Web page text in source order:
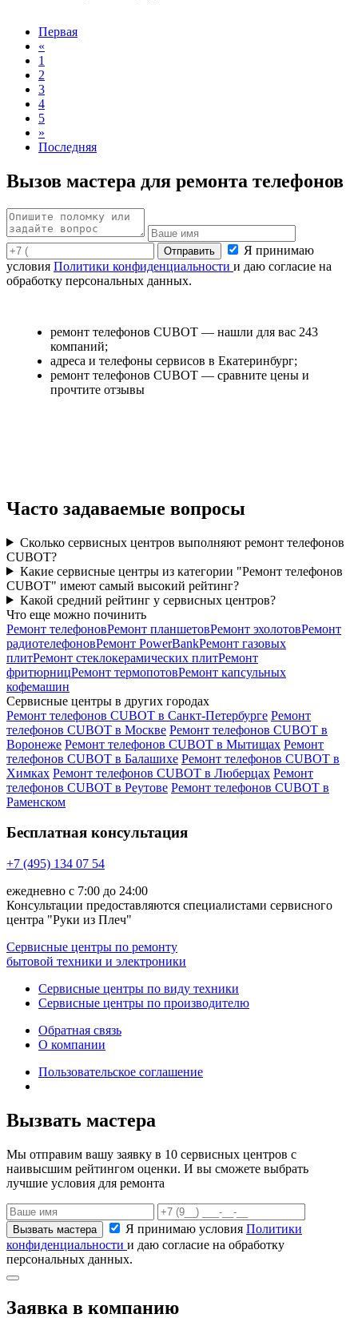
Первая
«
1
2
3
4
5
»
Последняя
Вызов мастера для ремонта телефонов
Я принимаю
условия Политики конфиденциальности и даю согласие на
обработку персональных данных.
ремонт телефонов CUBOT — нашли для вас 243
компаний;
адреса и телефоны сервисов в Екатеринбург;
ремонт телефонов CUBOT — сравните цены и
прочтите отзывы
Часто задаваемые вопросы
Сколько сервисных центров выполняют ремонт телефонов
CUBOT?
Какие сервисные центры из категории "Ремонт телефонов
CUBOT" имеют самый высокий рейтинг?
Какой средний рейтинг у сервисных центров?
Что еще можно починить
Ремонт телефоновРемонт планшетовРемонт эхолотовРемонт
радиотелефоновРемонт PowerBankРемонт газовых
плитРемонт стеклокерамических плитРемонт
фритюрницРемонт термопотовРемонт капсульных
кофемашин
Сервисные центры в других городах
Ремонт телефонов CUBOT в Санкт-Петербурге Ремонт
телефонов CUBOT в Москве Ремонт телефонов CUBOT в
Воронеже Ремонт телефонов CUBOT в Мытищах Ремонт
телефонов CUBOT в Балашихе Ремонт телефонов CUBOT в
Химках Ремонт телефонов CUBOT в Люберцах Ремонт
телефонов CUBOT в Реутове Ремонт телефонов CUBOT в
Раменском
Бесплатная консультация
+7 (495) 134 07 54
ежедневно с 7:00 до 24:00
Консультации предоставляются специалистами сервисного
центра "Руки из Плеч"
Сервисные центры по ремонту
бытовой техники и электроники
Сервисные центры по виду техники
Сервисные центры по производителю
Обратная связь
О компании
Пользовательское соглашение
Вызвать мастера
Мы отправим вашу заявку в 10 сервисных центров с
наивысшим рейтингом оценки. И вы сможете выбрать
лучшие условия для ремонта
Я принимаю условия Политики
конфиденциальности и даю согласие на обработку
персональных данных.
Заявка в компанию